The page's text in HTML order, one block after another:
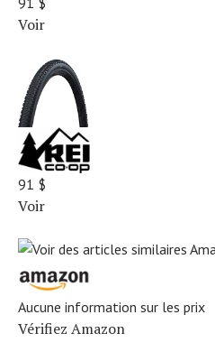
Voir
91 $
Voir
Aucune information sur les prix
Vérifiez Amazon